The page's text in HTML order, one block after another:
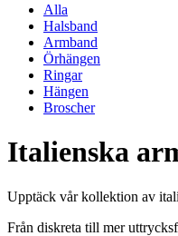
Alla
Halsband
Armband
Örhängen
Ringar
Hängen
Broscher
Italienska
Upptäck vår kollektion av
Från diskreta till mer